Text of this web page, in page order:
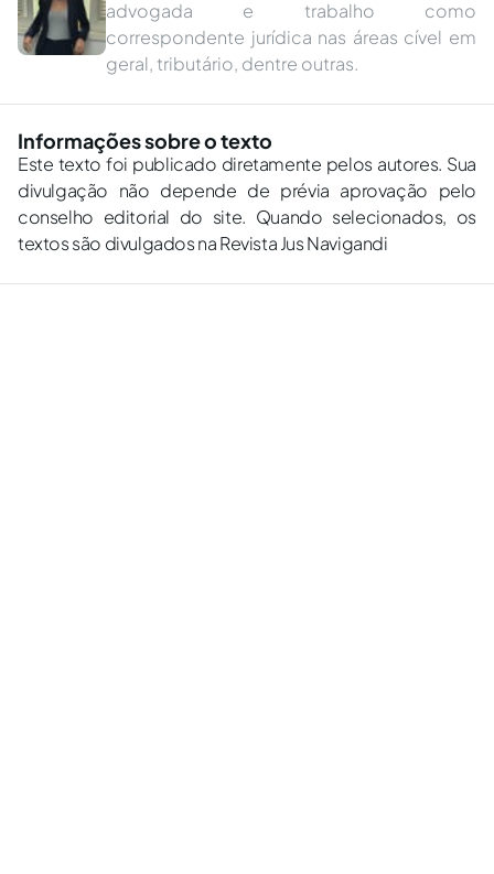
advogada e trabalho como
correspondente jurídica nas áreas cível em
geral, tributário, dentre outras.
Informações sobre o texto
Este texto foi publicado diretamente pelos autores. Sua
divulgação não depende de prévia aprovação pelo
conselho editorial do site. Quando selecionados, os
textos são divulgados na Revista Jus Navigandi